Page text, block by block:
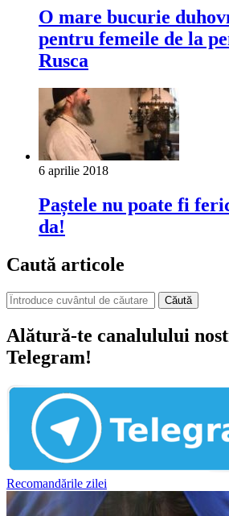
O mare bucurie
pentru femeile de la
Rusca
6 aprilie 2018
Paștele nu poate fi
da!
Caută articole
Căută
Alătură-te canalulului
Telegram!
Recomandările zilei